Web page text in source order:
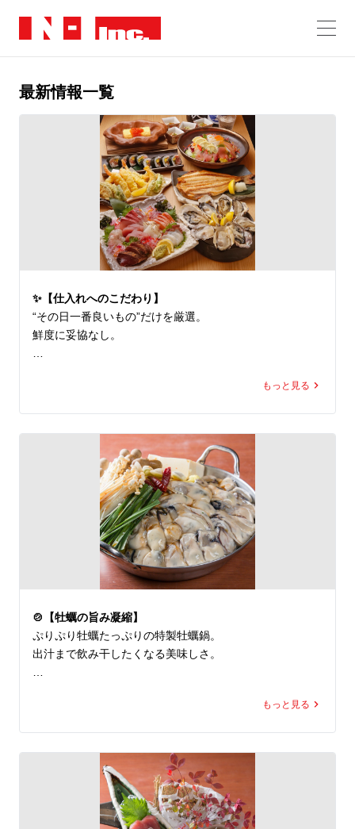
最新情報一覧
✨【仕入れへのこだわり】
“その日一番良いもの”だけを厳選。
鮮度に妥協なし。
✨ We focus on freshness every day.
Your review helps us grow!
📍 牡蠣と海鮮にほんいち堺筋本町店
🚉 堺筋本町駅すぐ
🦪 全国各地のブランド生牡蠣 常時7種類以上
🐟 旬魚7種以上の豪快刺身盛りが名物
🍲 牡蠣鍋・海鮮料理も豊富
🍶 宴会・接待・飲み会歓迎
🇬🇧 English Info
Premium oyster & seafood restaurant in Sakaisuji-Homm
achi, Osaka.
もっと見る
🍲【牡蠣の旨み凝縮】
ぷりぷり牡蠣たっぷりの特製牡蠣鍋。
出汁まで飲み干したくなる美味しさ。
🍲 Our oyster hot pot is rich and comforting.
Share your experience on Google Reviews!
📍 牡蠣と海鮮にほんいち堺筋本町店
もっと見る